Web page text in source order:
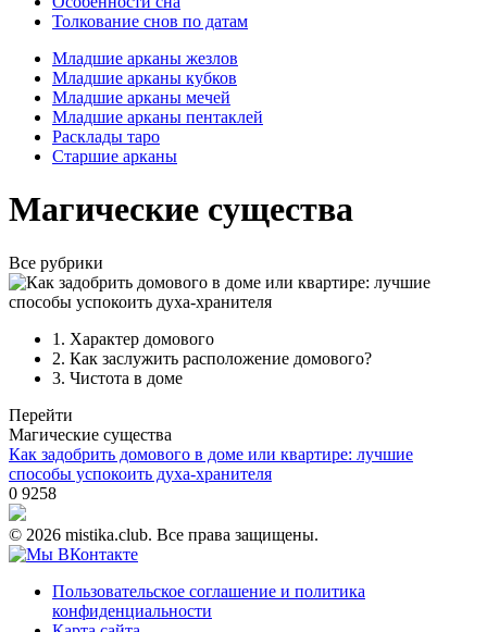
Толкование снов по датам
Младшие арканы жезлов
Младшие арканы кубков
Младшие арканы мечей
Младшие арканы пентаклей
Расклады таро
Старшие арканы
Магические существа
Все рубрики
1. Характер домового
2. Как заслужить расположение домового?
3. Чистота в доме
Перейти
Магические существа
Как задобрить домового в доме или квартире: лучшие
способы успокоить духа-хранителя
0 9258
© 2026 mistika.club. Все права защищены.
Пользовательское соглашение и политика
конфиденциальности